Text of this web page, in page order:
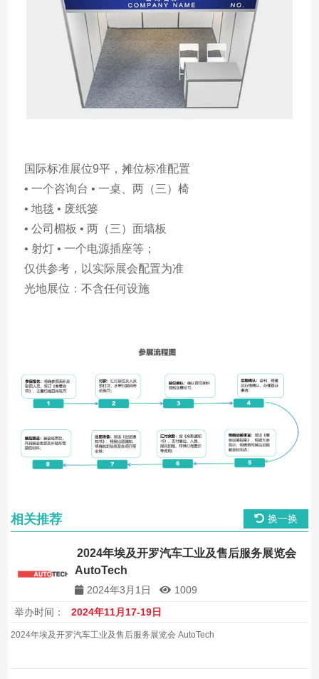
国际标准展位9平，摊位标准配置
• 一个咨询台 • 一桌、两（三）椅
• 地毯 • 废纸篓
• 公司楣板 • 两（三）面墙板
• 射灯 • 一个电源插座等；
仅供参考，以实际展会配置为准
光地展位：不含任何设施
相关推荐 换一换
2024年埃及开罗汽车工业及售后服务展览会
AutoTech
2024年3月1日
1009
举办时间：
2024年11月17-19日
2024年埃及开罗汽车工业及售后服务展览会 AutoTech